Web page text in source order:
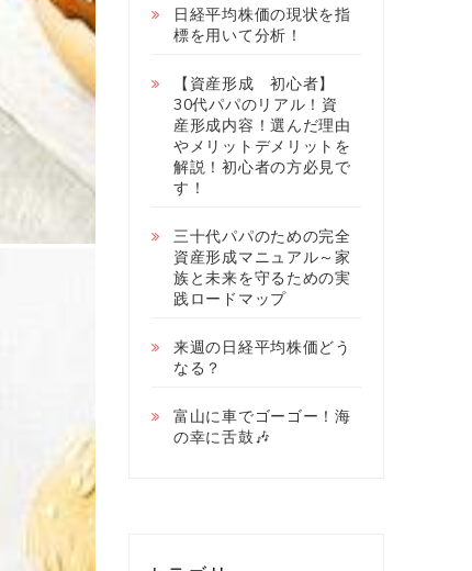
日経平均株価の現状を指
標を用いて分析！
【資産形成 初心者】
30代パパのリアル！資
産形成内容！選んだ理由
やメリットデメリットを
解説！初心者の方必見で
す！
三十代パパのための完全
資産形成マニュアル～家
族と未来を守るための実
践ロードマップ
来週の日経平均株価どう
なる？
富山に車でゴーゴー！海
の幸に舌鼓🎶